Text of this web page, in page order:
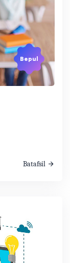
Bepul
Batafsil